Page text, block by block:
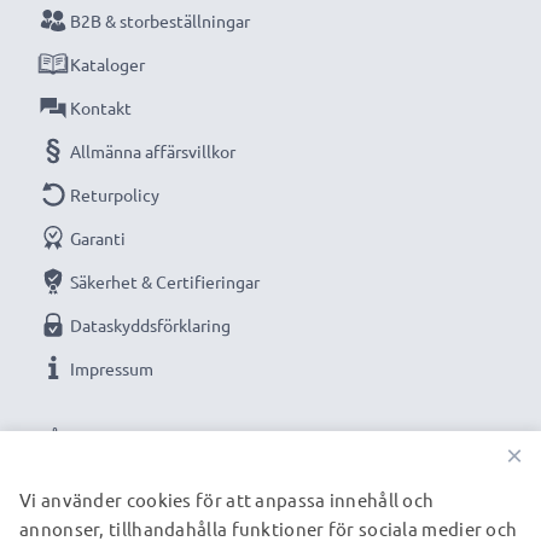
VÅRA BETALNINGSALTERNATIV
B2B & storbeställningar
Kataloger
Kontakt
Allmänna affärsvillkor
Returpolicy
Garanti
Säkerhet & Certifieringar
Dataskyddsförklaring
Impressum
VÅRA FRAKTPARTNERS
×
Vi använder cookies för att anpassa innehåll och
annonser, tillhandahålla funktioner för sociala medier och